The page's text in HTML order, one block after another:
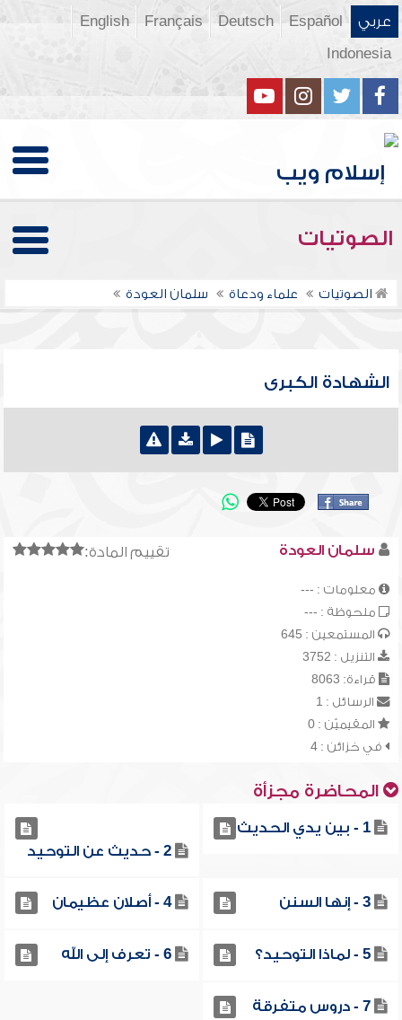
عربي Español
Deutsch
Français
English
Indonesia
الصوتيات
الصوتيات علماء ودعاة سلمان العودة
الشهادة الكبرى
تقييم المادة: سلمان العودة
معلومات : ---
ملحوظة : ---
المستمعين : 645
التنزيل : 3752
قراءة: 8063
الرسائل : 1
المقيميّن : 0
في خزائن : 4
المحاضرة مجزأة
1 - بين يدي الحديث
2 - حديث عن التوحيد
3 - إنها السنن 4 - أصلان عظيمان
5 - لماذا التوحيد؟ 6 - تعرف إلى الله
7 - دروس متفرقة